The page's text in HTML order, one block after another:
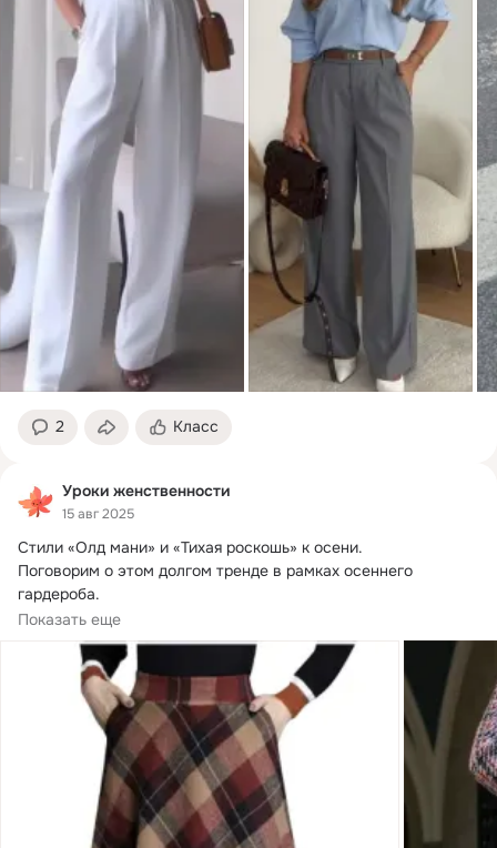
2 Класс
Уроки женственности
15 авг 2025
Стили «Олд мани» и «Тихая роскошь» к осени.
Поговорим о этом долгом тренде в рамках осеннего
гардероба.
Качественные ткани, сдержанный...
Показать еще